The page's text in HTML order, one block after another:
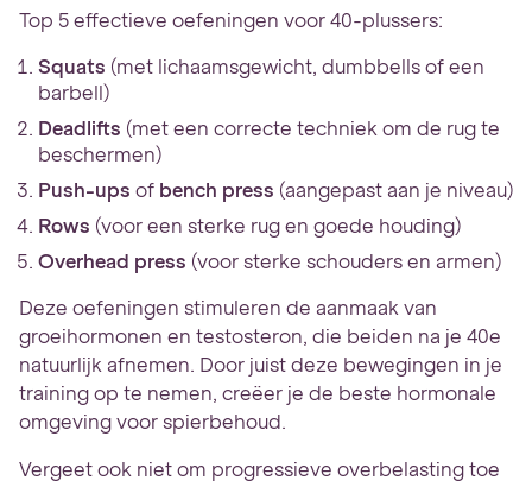
Top 5 effectieve oefeningen voor 40-plussers:
Squats (met lichaamsgewicht, dumbbells of een
barbell)
Deadlifts (met een correcte techniek om de rug te
beschermen)
Push-ups of bench press (aangepast aan je niveau)
Rows (voor een sterke rug en goede houding)
Overhead press (voor sterke schouders en armen)
Deze oefeningen stimuleren de aanmaak van
groeihormonen en testosteron, die beiden na je 40e
natuurlijk afnemen. Door juist deze bewegingen in je
training op te nemen, creëer je de beste hormonale
omgeving voor spierbehoud.
Vergeet ook niet om progressieve overbelasting toe